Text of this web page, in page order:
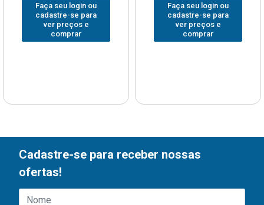
Faça seu login ou
cadastre-se para
ver preços e
comprar
Faça seu login ou
cadastre-se para
ver preços e
comprar
Cadastre-se para receber nossas
ofertas!